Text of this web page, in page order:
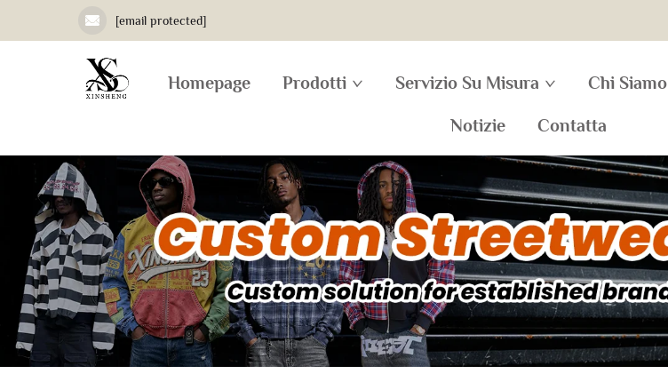
[email protected]
Homepage Prodotti Servizio Su Misura Chi Siamo
Notizie Contatta